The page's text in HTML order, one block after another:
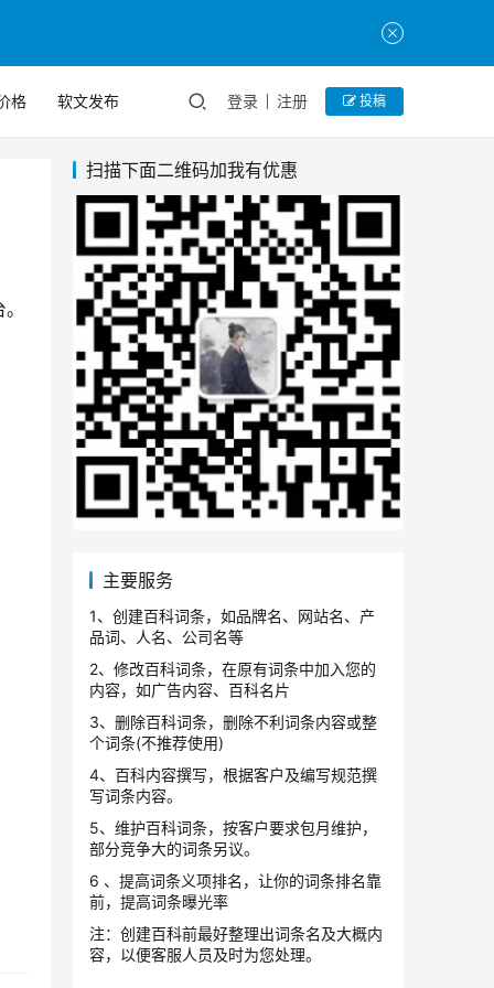
格 软文发布 登录 注册 投稿
扫描下面二维码加我有优惠
主要服务
1、创建百科词条，如品牌名、网站名、产
品词、人名、公司名等
2、修改百科词条，在原有词条中加入您的
内容，如广告内容、百科名片
3、删除百科词条，删除不利词条内容或整
个词条(不推荐使用)
4、百科内容撰写，根据客户及编写规范撰
写词条内容。
5、维护百科词条，按客户要求包月维护，
部分竞争大的词条另议。
6 、提高词条义项排名，让你的词条排名靠
前，提高词条曝光率
注：创建百科前最好整理出词条名及大概内
容，以便客服人员及时为您处理。